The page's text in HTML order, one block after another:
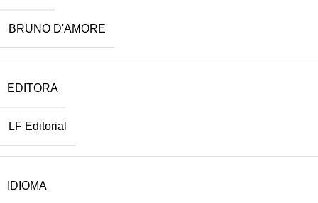
BRUNO D'AMORE
EDITORA
LF Editorial
IDIOMA